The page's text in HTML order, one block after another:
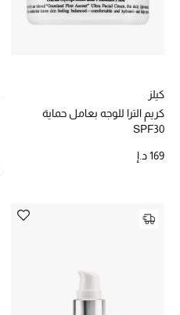
الموسم الجديد
ركن أناقة المنتجعات
جميع إصدارتنا النسائية
الحب للمحلي
كيلز
كريم الترا للوجه بعامل حماية
SPF30‏
169 د.إ